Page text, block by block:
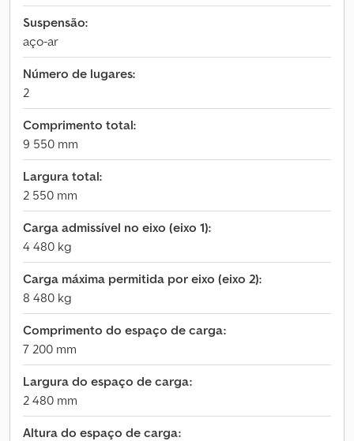
Suspensão:
aço-ar
Número de lugares:
2
Comprimento total:
9 550 mm
Largura total:
2 550 mm
Carga admissível no eixo (eixo 1):
4 480 kg
Carga máxima permitida por eixo (eixo 2):
8 480 kg
Comprimento do espaço de carga:
7 200 mm
Largura do espaço de carga:
2 480 mm
Altura do espaço de carga: